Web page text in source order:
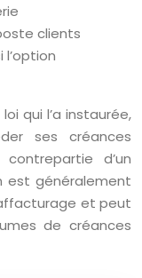
clients
qui l’a instaurée,
ses créances
d’un
généralement
et peut
de créances